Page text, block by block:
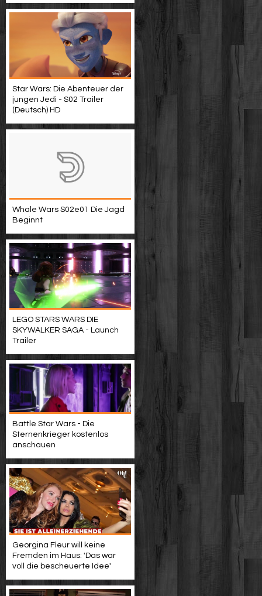
Star Wars: Die Abenteuer der
jungen Jedi - S02 Trailer
(Deutsch) HD
Whale Wars S02e01 Die Jagd
Beginnt
LEGO STARS WARS DIE
SKYWALKER SAGA - Launch
Trailer
Battle Star Wars - Die
Sternenkrieger kostenlos
anschauen
Georgina Fleur will keine
Fremden im Haus: 'Das war
voll die bescheuerte Idee'